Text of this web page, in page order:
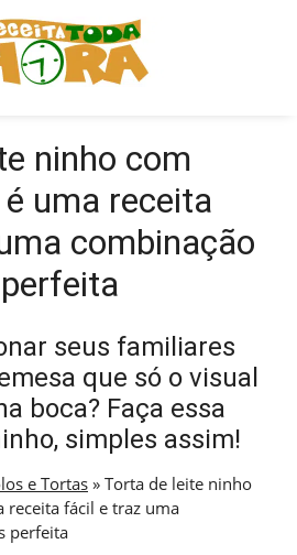
ninho com
uma receita
combinação
seus familiares
que só o visual
boca? Faça essa
simples assim!
e Tortas » Torta de leite ninho
receita fácil e traz uma
perfeita